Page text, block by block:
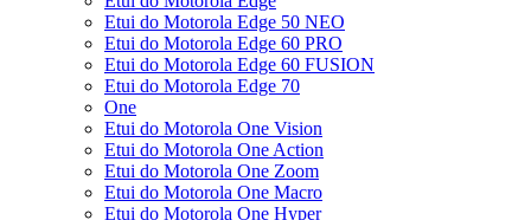
Etui do Motorola Edge 50 NEO
Etui do Motorola Edge 60 PRO
Etui do Motorola Edge 60 FUSION
Etui do Motorola Edge 70
One
Etui do Motorola One Vision
Etui do Motorola One Action
Etui do Motorola One Zoom
Etui do Motorola One Macro
Etui do Motorola One Hyper